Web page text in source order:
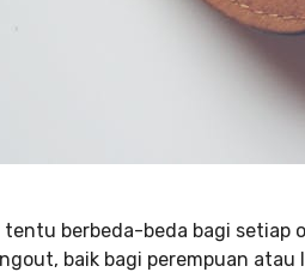
berbeda-beda bagi setiap
baik bagi perempuan atau